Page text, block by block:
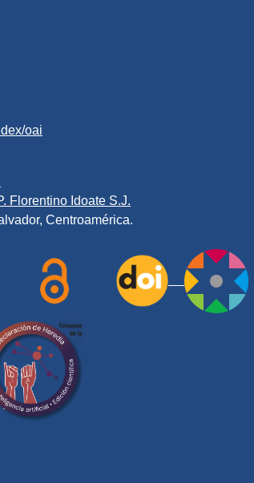
oai
Florentino Idoate S.J.
Centroamérica.